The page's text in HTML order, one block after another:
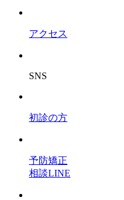
アクセス
SNS
初診の方
予防矯正
相談LINE